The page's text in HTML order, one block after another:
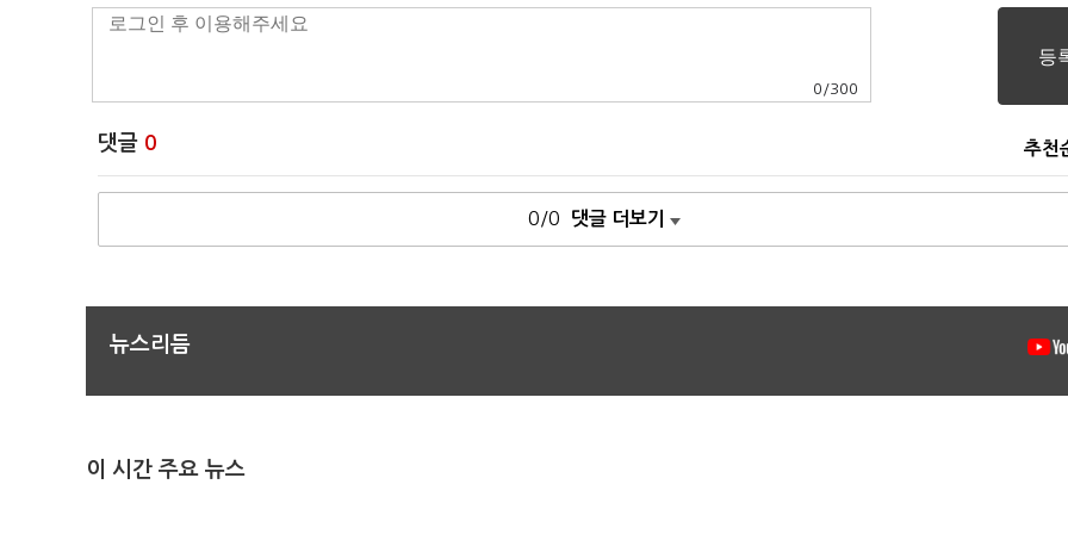
0 /300
댓글 0 추천
0/0 댓글 더보기
뉴스리듬
이 시간 주요 뉴스